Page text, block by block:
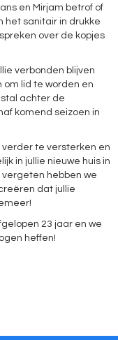
en Mirjam betrof of
het sanitair in drukke
over de kopjes
verbonden blijven
om lid te worden en
achter de
komend seizoen in
te versterken en
in jullie nieuwe huis in
vergeten hebben we
dat jullie
23 jaar en we
heffen!